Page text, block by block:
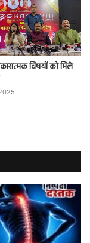
विषयों को मिले